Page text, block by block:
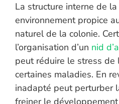
La structure interne de
environnement propice
naturel de la colonie.
l’organisation d’un nid
peut réduire le stress de
certaines maladies. En
inadapté peut perturber
freiner le